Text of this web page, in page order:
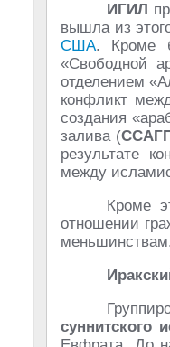
ИГИЛ
вышла из
США. Кроме
«Свободной
отделением
конфликт
создания
залива (
результате
между
Кроме
отношении
суннитского